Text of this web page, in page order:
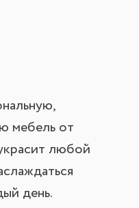
мебель от
любой
день.